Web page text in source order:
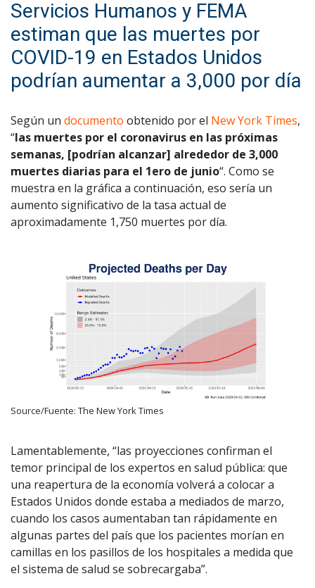
Servicios Humanos y FEMA
estiman que las muertes por
COVID-19 en Estados Unidos
podrían aumentar a 3,000 por día
Según un documento obtenido por el New York Times,
“las muertes por el coronavirus en las próximas
semanas, [podrían alcanzar] alrededor de 3,000
muertes diarias para el 1ero de junio“. Como se
muestra en la gráfica a continuación, eso sería un
aumento significativo de la tasa actual de
aproximadamente 1,750 muertes por día.
Source/Fuente: The New York Times
Lamentablemente, “las proyecciones confirman el
temor principal de los expertos en salud pública: que
una reapertura de la economía volverá a colocar a
Estados Unidos donde estaba a mediados de marzo,
cuando los casos aumentaban tan rápidamente en
algunas partes del país que los pacientes morían en
camillas en los pasillos de los hospitales a medida que
el sistema de salud se sobrecargaba”.